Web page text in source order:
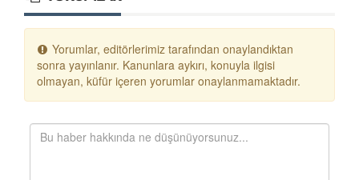
Yorumlar, editörlerimiz tarafından onaylandıktan
sonra yayınlanır. Kanunlara aykırı, konuyla ilgisi
olmayan, küfür içeren yorumlar onaylanmamaktadır.